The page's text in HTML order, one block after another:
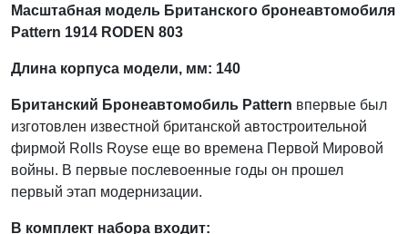
Масштабная модель Британского бронеавтомобиля
Pattern 1914 RODEN 803
Длина корпуса модели, мм: 140
Британский Бронеавтомобиль Pattern впервые был
изготовлен известной британской автостроительной
фирмой Rolls Royse еще во времена Первой Мировой
войны. В первые послевоенные годы он прошел
первый этап модернизации.
В комплект набора входит: